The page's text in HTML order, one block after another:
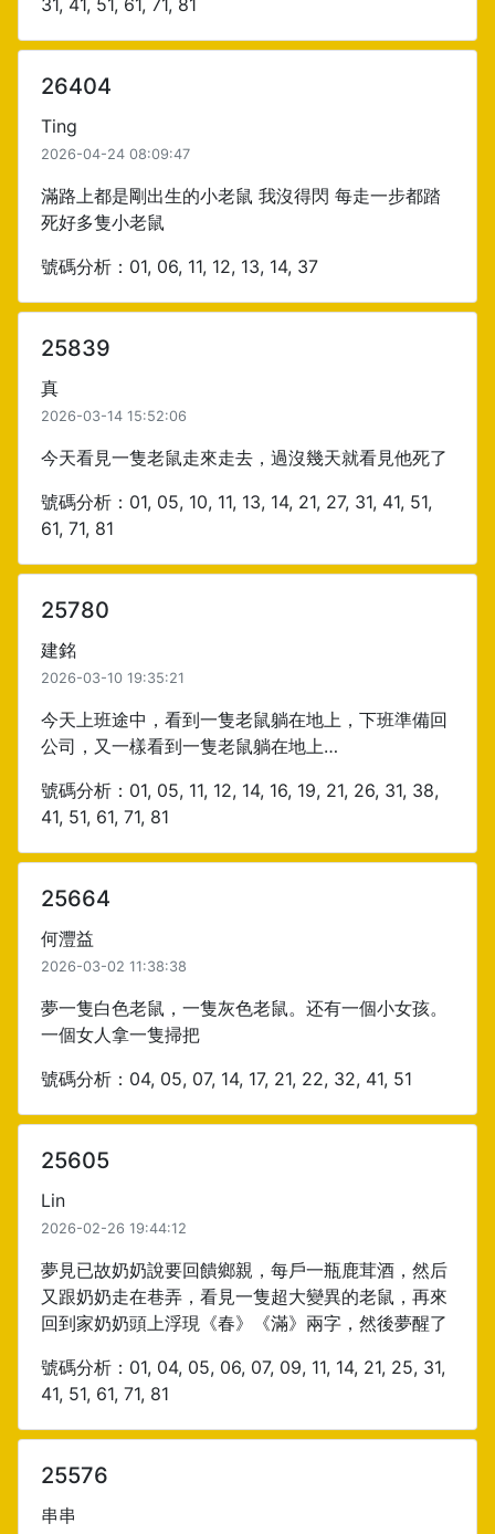
31, 41, 51, 61, 71, 81
26404
Ting
2026-04-24 08:09:47
滿路上都是剛出生的小老鼠 我沒得閃 每走一步都踏
死好多隻小老鼠
號碼分析：01, 06, 11, 12, 13, 14, 37
25839
真
2026-03-14 15:52:06
今天看見一隻老鼠走來走去，過沒幾天就看見他死了
號碼分析：01, 05, 10, 11, 13, 14, 21, 27, 31, 41, 51,
61, 71, 81
25780
建銘
2026-03-10 19:35:21
今天上班途中，看到一隻老鼠躺在地上，下班準備回
公司，又一樣看到一隻老鼠躺在地上…
號碼分析：01, 05, 11, 12, 14, 16, 19, 21, 26, 31, 38,
41, 51, 61, 71, 81
25664
何灃益
2026-03-02 11:38:38
夢一隻白色老鼠，一隻灰色老鼠。还有一個小女孩。
一個女人拿一隻掃把
號碼分析：04, 05, 07, 14, 17, 21, 22, 32, 41, 51
25605
Lin
2026-02-26 19:44:12
夢見已故奶奶說要回饋鄉親，每戶一瓶鹿茸酒，然后
又跟奶奶走在巷弄，看見一隻超大變異的老鼠，再來
回到家奶奶頭上浮現《春》《滿》兩字，然後夢醒了
號碼分析：01, 04, 05, 06, 07, 09, 11, 14, 21, 25, 31,
41, 51, 61, 71, 81
25576
串串